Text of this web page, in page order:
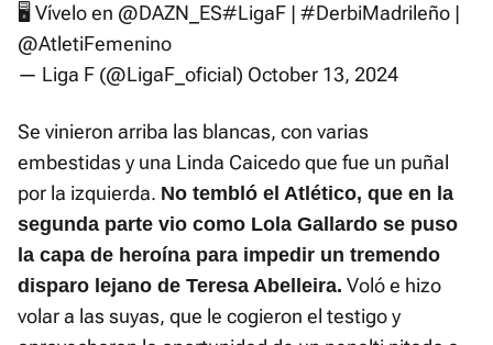
🖥️ Vívelo en @DAZN_ES#LigaF | #DerbiMadrileño |
@AtletiFemenino
— Liga F (@LigaF_oficial) October 13, 2024
Se vinieron arriba las blancas, con varias
embestidas y una Linda Caicedo que fue un puñal
por la izquierda. No tembló el Atlético, que en la
segunda parte vio como Lola Gallardo se puso
la capa de heroína para impedir un tremendo
disparo lejano de Teresa Abelleira. Voló e hizo
volar a las suyas, que le cogieron el testigo y